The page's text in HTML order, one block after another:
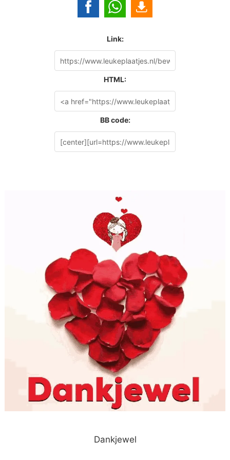
Link:
HTML:
BB code:
Dankjewel